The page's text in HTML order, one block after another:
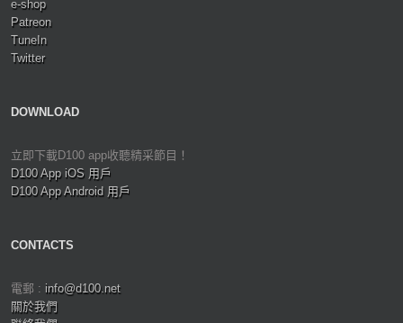
e-shop
Patreon
TuneIn
Twitter
DOWNLOAD
立即下載D100 app收聽精采節目！
D100 App iOS 用戶
D100 App Android 用戶
CONTACTS
電郵 : info@d100.net
關於我們